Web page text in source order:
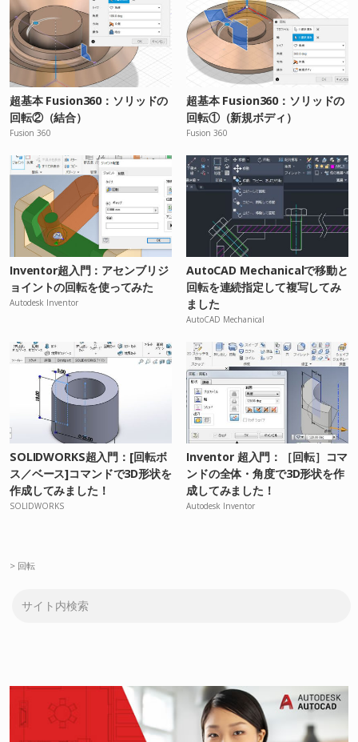
超基本 Fusion360：ソリッドの
回転②（結合）
Fusion 360
超基本 Fusion360：ソリッドの
回転①（新規ボディ）
Fusion 360
Inventor超入門：アセンブリジ
ョイントの回転を使ってみた
Autodesk Inventor
AutoCAD Mechanicalで移動と
回転を連続指定して複写してみ
ました
AutoCAD Mechanical
SOLIDWORKS超入門：[回転ボ
ス／ベース]コマンドで3D形状を
作成してみました！
SOLIDWORKS
Inventor 超入門：［回転］コマ
ンドの全体・角度で3D形状を作
成してみました！
Autodesk Inventor
> 回転